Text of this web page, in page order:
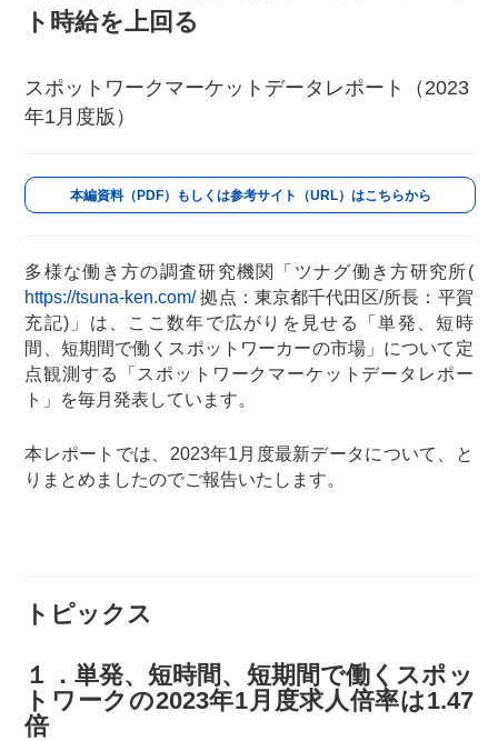
ト時給を上回る
スポットワークマーケットデータレポート（2023
年1月度版）
本編資料（PDF）もしくは参考サイト（URL）はこちらから
多様な働き方の調査研究機関「ツナグ働き方研究所(
https://tsuna-ken.com/拠点：東京都千代田区/所長：平賀
充記)」は、ここ数年で広がりを見せる「単発、短時
間、短期間で働くスポットワーカーの市場」について定
点観測する「スポットワークマーケットデータレポー
ト」を毎月発表しています。
本レポートでは、2023年1月度最新データについて、と
りまとめましたのでご報告いたします。
トピックス
１．単発、短時間、短期間で働くスポッ
トワークの2023年1月度求人倍率は1.47
倍